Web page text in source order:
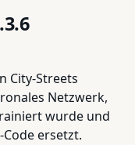
City-Streets
Netzwerk,
wurde und
Code ersetzt.